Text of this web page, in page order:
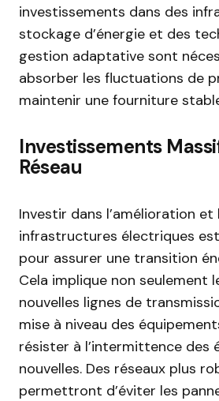
investissements dans des
stockage d’énergie et des
gestion adaptative sont
absorber les fluctuations de
maintenir une fourniture
Investissements
Réseau
Investir dans l’amélioration et
infrastructures électriques
pour assurer une transition
Cela implique non seulement
nouvelles lignes de
mise à niveau des
résister à l’intermittence des
nouvelles. Des réseaux plus
permettront d’éviter les